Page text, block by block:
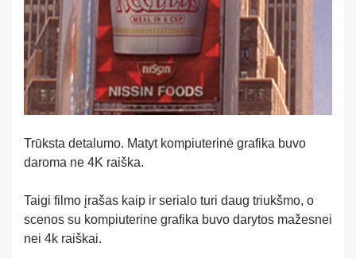
Trūksta detalumo. Matyt kompiuterinė grafika buvo
daroma ne 4K raiška.
Taigi filmo įrašas kaip ir serialo turi daug triukšmo, o
scenos su kompiuterine grafika buvo darytos mažesnei
nei 4k raiškai.